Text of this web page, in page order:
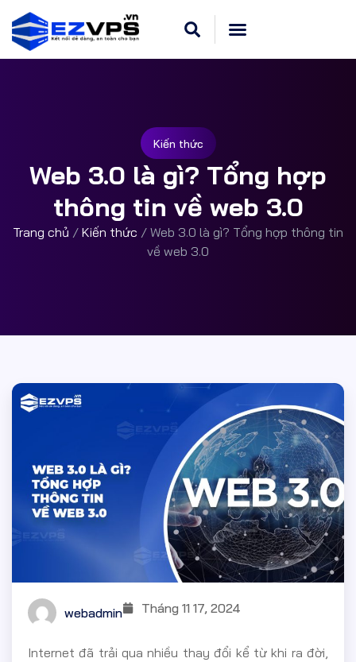
Kiến thức
Web 3.0 là gì? Tổng hợp
thông tin về web 3.0
Trang chủ / Kiến thức / Web 3.0 là gì? Tổng hợp thông tin
về web 3.0
webadmin Tháng 11 17, 2024
Internet đã trải qua nhiều thay đổi kể từ khi ra đời,